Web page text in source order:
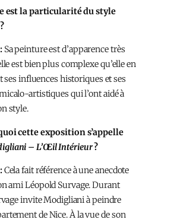
est la particularité du style
Sa peinture est d’apparence très
est bien plus complexe qu’elle en
ses influences historiques et ses
artistiques qui l’ont aidé à
style.
cette exposition s’appelle
– L’Œil Intérieur?
Cela fait référence à une anecdote
ami Léopold Survage. Durant
invite Modigliani à peindre
de Nice. À la vue de son